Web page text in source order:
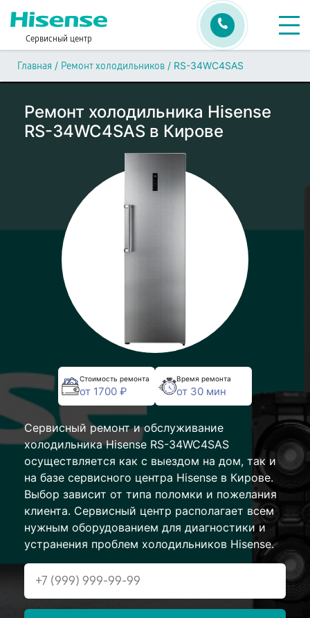
Сервисный центр
Главная / Ремонт холодильников / RS-34WC4SAS
Ремонт холодильника Hisense
RS-34WC4SAS в Кирове
Стоимость ремонта
от 1700 ₽
Время ремонта
от 30 мин
Сервисный ремонт и обслуживание
холодильника Hisense RS-34WC4SAS
осуществляется как с выездом на дом, так и
на базе сервисного центра Hisense в Кирове.
Выбор зависит от типа поломки и пожелания
клиента. Сервисный центр располагает всем
нужным оборудованием для диагностики и
устранения проблем холодильников Hisense.